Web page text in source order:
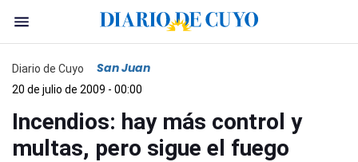
Diario de Cuyo San Juan
20 de julio de 2009 - 00:00
Incendios: hay más control y
multas, pero sigue el fuego